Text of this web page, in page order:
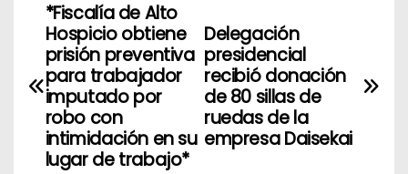
N
v
Delegación
presidencial
recibió donación
de 80 sillas de
ruedas de la
empresa Daisekai
*Fiscalía de Alto
Hospicio obtiene
prisión preventiva
para trabajador
imputado por
robo con
intimidación en su
lugar de trabajo*